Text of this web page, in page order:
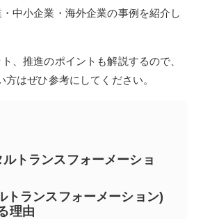
中小企業・海外企業の事例を紹介し
、推進のポイントも解説するので、
はぜひ参考にしてください。
トランスフォーメーショ
トランスフォーメーション)
理由